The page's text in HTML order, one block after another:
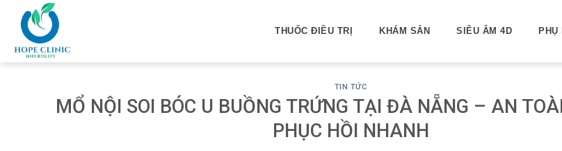
content
THUỐC ĐIỀU TRỊ KHÁM SẢN SIÊU ÂM 4D PHỤ
TIN TỨC
MỔ NỘI SOI BÓC U BUỒNG TRỨNG TẠI ĐÀ NẴNG – AN
PHỤC HỒI NHANH